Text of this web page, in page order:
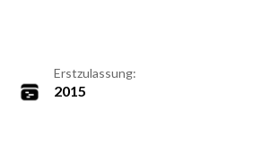
Erstzulassung:
2015